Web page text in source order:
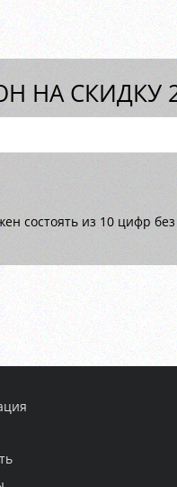
НА СКИДКУ
из 10 цифр без